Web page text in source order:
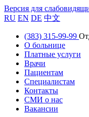
Версия для
RU EN DE 中文
(383) 315-99-99
О больнице
Платные услуги
Врачи
Пациентам
Специалистам
Контакты
СМИ о нас
Вакансии